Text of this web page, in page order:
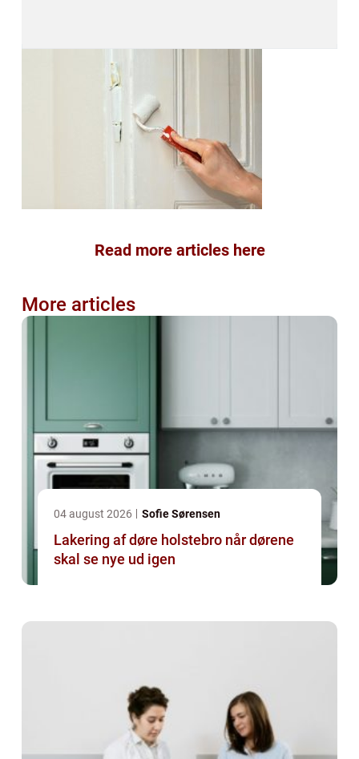
Read more articles here
More articles
04 august 2026 Sofie Sørensen
Lakering af døre holstebro når dørene
skal se nye ud igen